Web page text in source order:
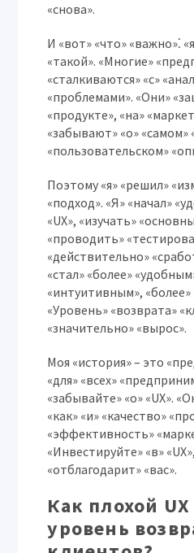
«снова».
И «вот» «что» «важно»⁚
«такой». «Многие»
«сталкиваются» «с»
«проблемами». «Они»
«продукте», «на»
«забывают» «о» «самом»
«пользовательском»
Поэтому «я» «решил»
«подход». «Я» «начал»
«UX», «изучать»
«проводить»
«действительно»
«стал» «более»
«интуитивным»,
«Уровень» «возврата»
«значительно» «вырос».
Моя «история» – это
«для» «всех»
«забывайте» «о» «UX».
«как» «и» «качество»
«эффективность»
«Инвестируйте» «в»
«отблагодарит» «вас».
Как плохой
уровень